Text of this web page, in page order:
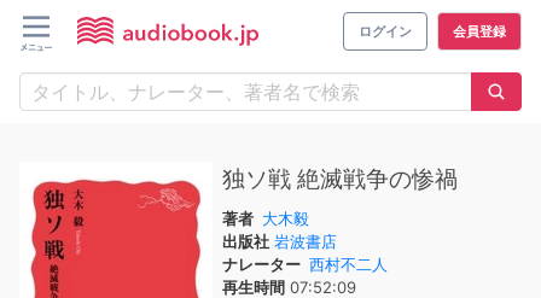
ログイン 会員登録
独ソ戦 絶滅戦争の惨禍
著者 大木毅
出版社 岩波書店
ナレーター 西村不二人
再生時間 07:52:09